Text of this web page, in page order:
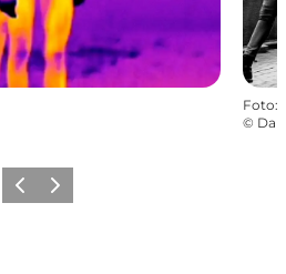
Foto:
©
ZurückWeiter